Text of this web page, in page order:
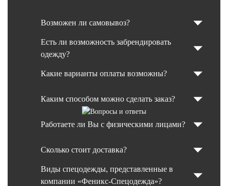
Возможен ли самовывоз?
Есть ли возможность забрендировать
одежду?
Какие варианты оплаты возможны?
Каким способом можно сделать заказ?
Работаете ли Вы с физическими лицами?
Сколько стоит доставка?
Виды спецодежды, представленные в
компании «Феникс-Спецодежда»?